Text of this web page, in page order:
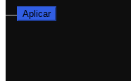
— Aplicar